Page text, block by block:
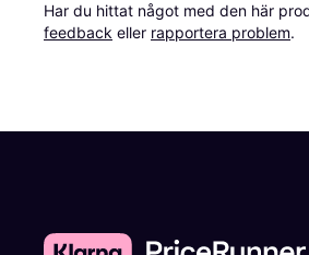
Har du hittat något med den här
feedback eller rapportera problem.